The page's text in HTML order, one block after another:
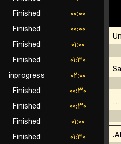
Finished
۰۰:۰۰
Finished
۰۰:۰۰
Finished
۰۱:۰۰
Finished
۰۱:۳۰
inprogress
۰۲:۰۰
Finished
۰۰:۳۰
Finished
۰۰:۳۰
Finished
۰۱:۰۰
Finished
۰۱:۳۰